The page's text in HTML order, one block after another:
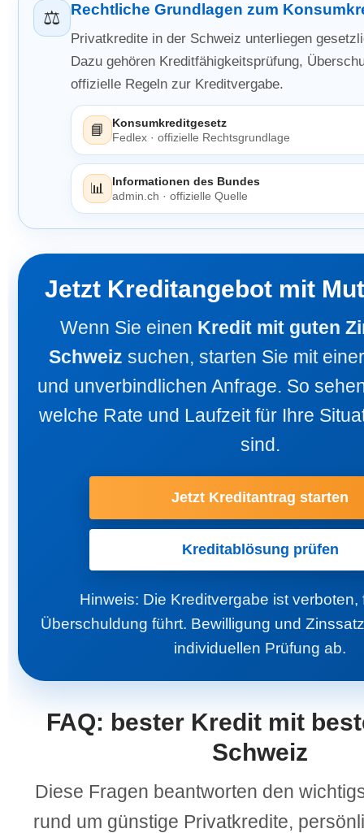
⚖️ Rechtliche Grundlagen zum
Privatkredite in der Schweiz unterliegen
Dazu gehören Kreditfähigkeitsprüfung,
offizielle Regeln zur Kreditvergabe.
📘
Konsumkreditgesetz
Fedlex · offizielle Rechtsgrundlage
📊
Informationen des Bundes
admin.ch · offizielle Quelle
Jetzt Kreditangebot mit
Wenn Sie einen Kredit mit guten
Schweiz suchen, starten Sie mit
und unverbindlichen Anfrage. So
welche Rate und Laufzeit für Ihre
sind.
Jetzt Kreditantrag starten
Kreditablösung prüfen
Hinweis: Die Kreditvergabe ist verboten,
Überschuldung führt. Bewilligung und
individuellen Prüfung ab.
FAQ: bester Kredit mit
Schweiz
Diese Fragen beantworten den
rund um günstige Privatkredite,